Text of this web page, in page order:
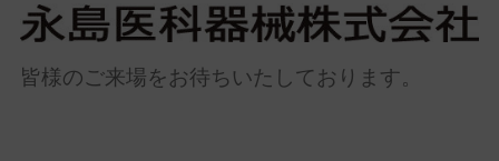
皆様のご来場をお待ちいたしております。